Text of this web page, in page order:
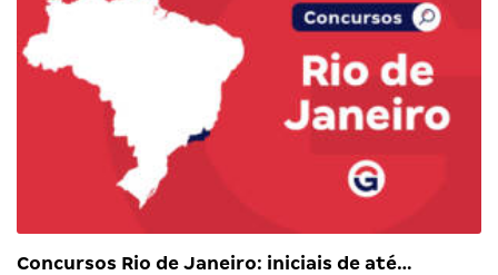
Concursos Rio de Janeiro: iniciais de até…